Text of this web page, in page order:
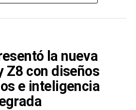
la nueva
Z8 con diseños
e inteligencia